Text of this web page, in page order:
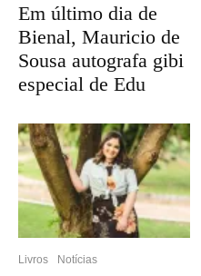
Em último dia de
Bienal, Mauricio de
Sousa autografa gibi
especial de Edu
Livros Notícias